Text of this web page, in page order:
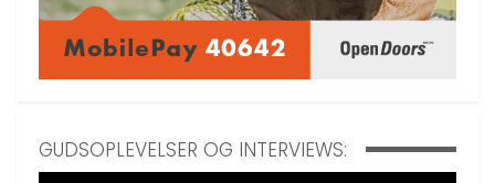
GUDSOPLEVELSER OG INTERVIEWS: